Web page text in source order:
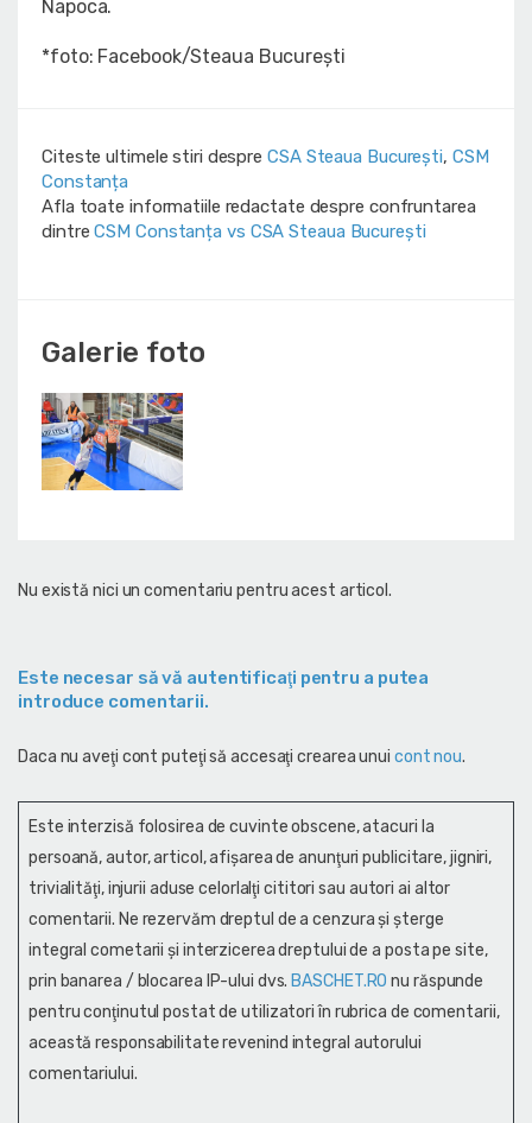
Napoca.
*foto: Facebook/Steaua București
Citeste ultimele stiri despre CSA Steaua București, CSM
Constanța
Afla toate informatiile redactate despre confruntarea
dintreCSM Constanța vs CSA Steaua București
Galerie foto
Nu există nici un comentariu pentru acest articol.
Este necesar să vă autentificaţi pentru a putea
introduce comentarii.
Daca nu aveţi cont puteţi să accesaţi crearea unui cont nou.
Este interzisă folosirea de cuvinte obscene, atacuri la
persoană, autor, articol, afişarea de anunţuri publicitare, jigniri,
trivialităţi, injurii aduse celorlalţi cititori sau autori ai altor
comentarii. Ne rezervăm dreptul de a cenzura și şterge
integral cometarii și interzicerea dreptului de a posta pe site,
prin banarea / blocarea IP-ului dvs. BASCHET.RO nu răspunde
pentru conţinutul postat de utilizatori în rubrica de comentarii,
această responsabilitate revenind integral autorului
comentariului.